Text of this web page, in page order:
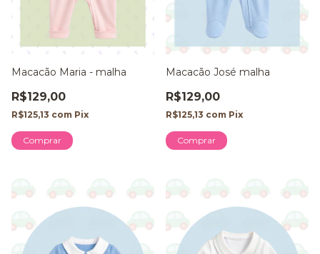
Macacão Maria - malha
R$129,00
R$125,13 com Pix
Comprar
Macacão José malha
R$129,00
R$125,13 com Pix
Comprar